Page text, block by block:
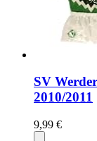
SV
2010/2011
9,99 €